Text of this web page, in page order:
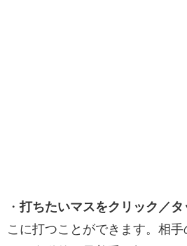
・打ちたいマスをクリック／タ
こに打つことができます。相